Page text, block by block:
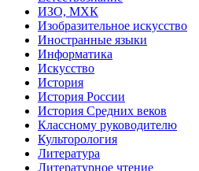
ИЗО, МХК
Изобразительное искусство
Иностранные языки
Информатика
Искусство
История
История России
История Средних веков
Классному руководителю
Культорология
Литература
Литературное чтение